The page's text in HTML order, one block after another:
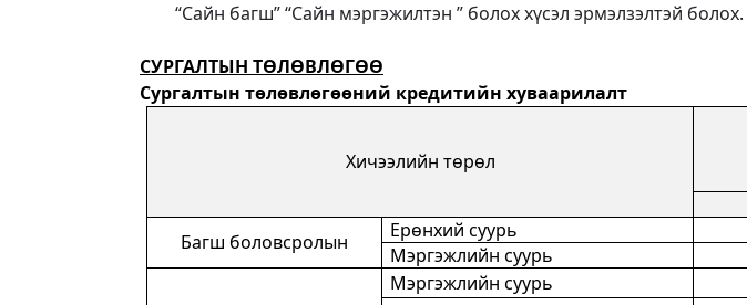
“Сайн багш” “Сайн мэргэжилтэн ” болох хүсэл эрмэлзэлтэй болох.
СУРГАЛТЫН ТӨЛӨВЛӨГӨӨ
Сургалтын төлөвлөгөөний кредитийн хуваарилалт
Хичээлийн төрөл
Багш боловсролын
Ерөнхий суурь
Мэргэжлийн суурь
Мэргэжлийн суурь